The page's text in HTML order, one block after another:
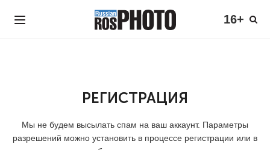
16+
РЕГИСТРАЦИЯ
Мы не будем высылать спам на ваш аккаунт. Параметры
разрешений можно установить в процессе регистрации или в